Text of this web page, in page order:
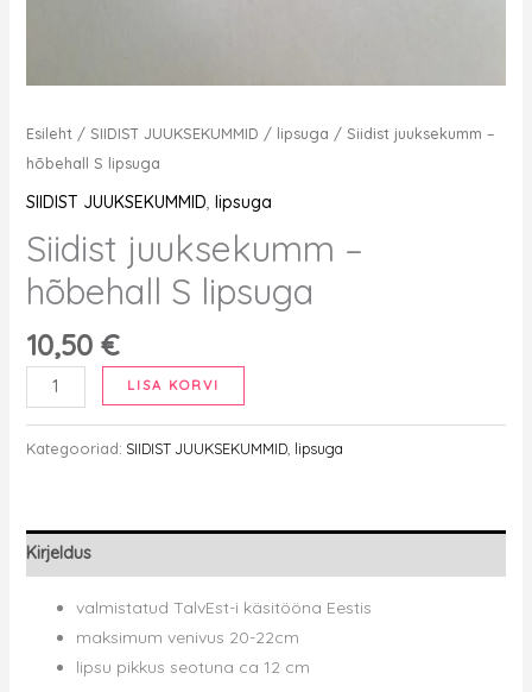
Esileht/ SIIDIST JUUKSEKUMMID / lipsuga / Siidist juuksekumm –
hõbehall S lipsuga
SIIDIST JUUKSEKUMMID, lipsuga
Siidist juuksekumm –
hõbehall S lipsuga
10,50 €
Siidist
juuksekumm
-
lipsuga
kogus
LISA KORVI
Kategooriad: SIIDIST JUUKSEKUMMID, lipsuga
Kirjeldus
valmistatud TalvEst-i käsitööna Eestis
maksimum venivus 20-22cm
lipsu pikkus seotuna ca 12 cm